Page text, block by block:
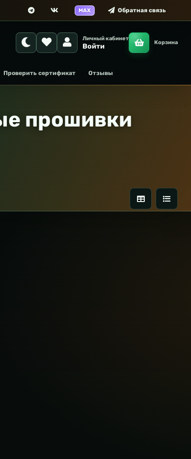
MAX Обратная связь
Личный кабинет
Войти Корзина
Проверить сертификат Отзывы
прошивки